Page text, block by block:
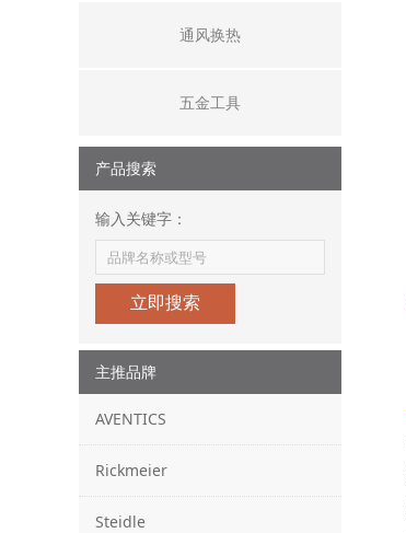
通风换热
五金工具
产品搜索
输入关键字：
立即搜索
主推品牌
AVENTICS
Rickmeier
Steidle